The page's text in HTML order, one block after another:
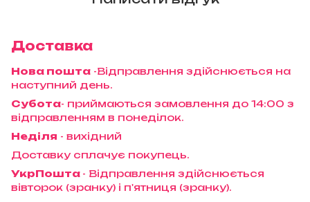
Доставка
Нова пошта -Відправлення здійснюється на
наступний день.
Субота- приймаються замовлення до 14:00 з
відправленням в понеділок.
Неділя - вихідний
Доставку сплачує покупець.
УкрПошта - Відправлення здійснюється
вівторок (зранку) і п'ятниця (зранку).